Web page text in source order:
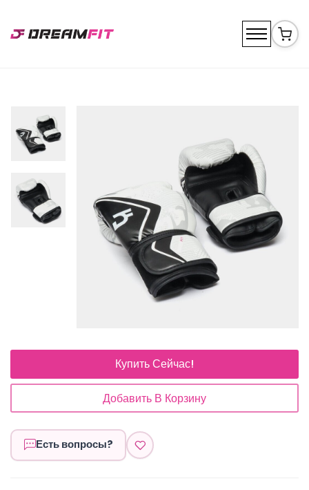
Купить Сейчас!
Добавить В Корзину
Есть вопросы?